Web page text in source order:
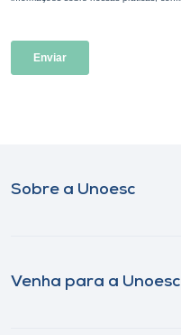
Sobre a Unoesc
Venha para a Unoesc